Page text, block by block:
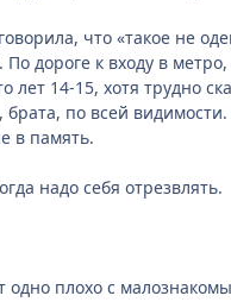
что «такое не
дороге к входу в
14-15, хотя трудно
по всей
в память.
надо себя отрезвлять.
плохо с